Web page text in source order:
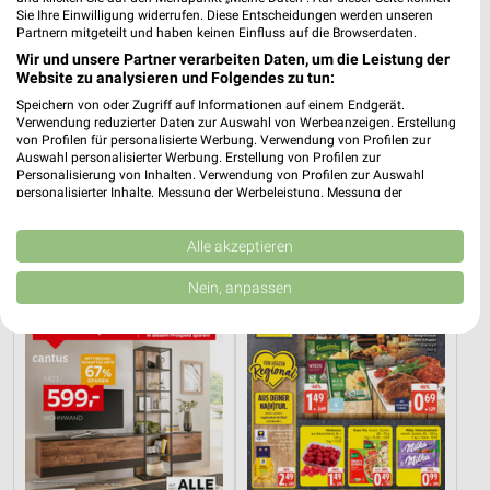
7,7 km
Angebote ab 01.08.
21,1 km
Dieter Knoll
XXXLutz EDEKA
Sie Ihre Einwilligung widerrufen. Diese Entscheidungen werden unseren
Partnern mitgeteilt und haben keinen Einfluss auf die Browserdaten.
Wir und unsere Partner verarbeiten Daten, um die Leistung der
Website zu analysieren und Folgendes zu tun:
Speichern von oder Zugriff auf Informationen auf einem Endgerät.
Verwendung reduzierter Daten zur Auswahl von Werbeanzeigen. Erstellung
von Profilen für personalisierte Werbung. Verwendung von Profilen zur
Auswahl personalisierter Werbung. Erstellung von Profilen zur
Personalisierung von Inhalten. Verwendung von Profilen zur Auswahl
personalisierter Inhalte. Messung der Werbeleistung. Messung der
Kombinationen von Daten aus verschiedenen Quellen. Entwicklung und
Verbesserung der Angebote. Verwendung reduzierter Daten zur Auswahl
von Inhalten.
Daten können außerhalb der Europäischen Union weitergegeben und in die
USA gesendet werden.
Website/App.
Partnerliste anzeigen (1 IAB-Anbieter)
Wir nutzen Ihre Daten für folgende Zwecke:
IAB-Verarbeitungszwecke:
Speichern von oder Zugriff auf Informationen
auf einem Endgerät
Alle akzeptieren
Nein, anpassen